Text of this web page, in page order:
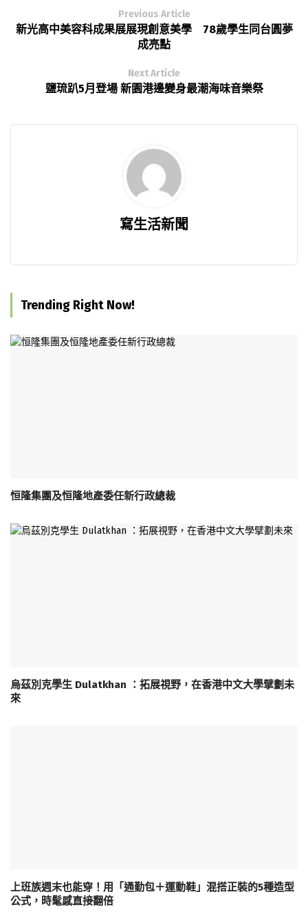
Previous Article
新光高中美容科成果展展現創意美學 78歲學生同台圓夢
成亮點
Next Article
鹽琉趴5月登場 新園港邊變身最潮海味音樂祭
寫生活新聞
Trending Right Now!
恒隆集團及恒隆地產委任新行政總裁
烏茲別克學生 Dulatkhan ：拓展視野，在香港中文大學擘劃未
來
上班族週末也能穿！用「通勤包＋運動鞋」混搭正裝的5種造型
公式，時髦感直接翻倍